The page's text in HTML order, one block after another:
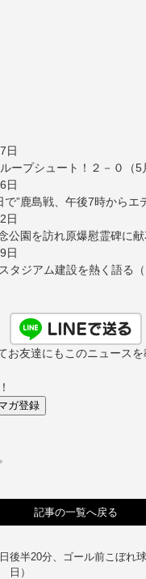
日
ープシュート！２－０（5
日
”鹿島戦、午後7時からエ
日
園を訪れ原爆慰霊碑に献
日
ジアム建設を熱く語る（
お友達にもこのニュースを
記事の一覧へ戻る
後半20分、ゴール前こぼれ
日）